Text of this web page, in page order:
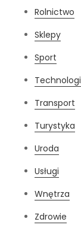
Rolnictwo
Sklepy
Sport
Transport
Turystyka
Uroda
Usługi
Wnętrza
Zdrowie